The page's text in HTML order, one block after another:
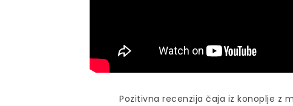
Pozitivna recenzija čaja iz konoplje z